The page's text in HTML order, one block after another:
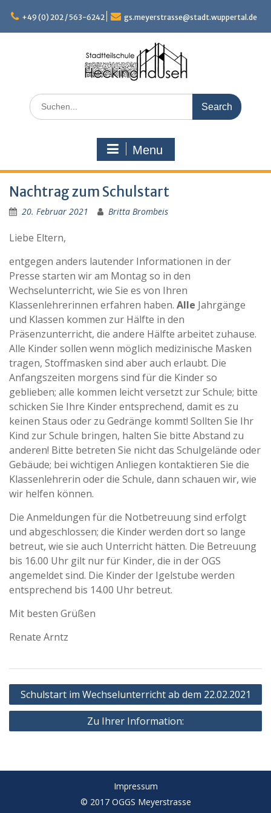
content
+49 (0) 202 / 563-6242 gs.meyerstrasse@stadt.wuppertal.de
Search
for:
Menu
Nachtrag zum Schulstart
20. Februar 2021 Britta Brombeis
Liebe Eltern,
entgegen anders lautender Informationen in der
Presse starten wir am Montag so in den
Wechselunterricht, wie Sie es von Ihren
Klassenlehrerinnen erfahren haben. Alle Jahrgänge
und Klassen kommen zur Hälfte in den
Präsenzunterricht, die andere Hälfte arbeitet zuhause.
Alle Kinder sollen wenn möglich medizinische Masken
tragen, Stoffmasken sind aber auch erlaubt. Die
Anfangszeiten morgens sind für die Kinder so
geblieben; alle kommen leicht versetzt zur Schule; bitte
schicken Sie Ihre Kinder entsprechend, damit es zu
keinen Staus oder zu Gedränge kommt! Sollten Sie Ihr
Kind zur Schule bringen, halten Sie bitte Abstand zu
anderen! Bitte betreten Sie nicht das Schulgelände oder
Gebäude; bei wichtigen Anliegen kontaktieren Sie die
Klassenlehrerin oder die Schule, dann schauen wir, wie
wir helfen können.
Die Anmeldungen für die Notbetreuung sind erfolgt
und abgeschlossen; die Kinder werden dort so lange
betreut, wie sie auch Unterricht hätten. Die Betreuung
bis 16.00 Uhr gilt nur für Kinder, die in der OGS
angemeldet sind. Die Kinder der Igelstube werden
entsprechend bis 14.00 Uhr betreut.
Mit besten Grüßen
Renate Arntz
Beitragsnavigation
Schulstart im Wechselunterricht ab dem 22.02.2021
Zu Ihrer Information:
Impressum
© 2017 OGGS Meyerstrasse